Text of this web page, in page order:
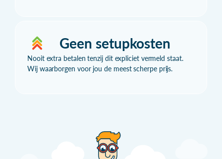
Geen setupkosten
Nooit extra betalen tenzij dit expliciet vermeld staat.
Wij waarborgen voor jou de meest scherpe prijs.